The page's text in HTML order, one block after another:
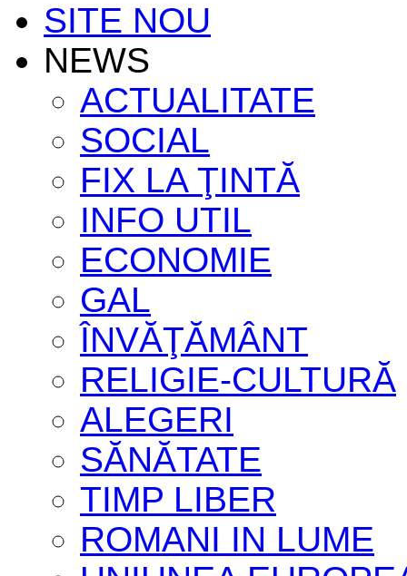
SITE NOU
NEWS
ACTUALITATE
SOCIAL
FIX LA ŢINTĂ
INFO UTIL
ECONOMIE
GAL
ÎNVĂŢĂMÂNT
RELIGIE-CULTURĂ
ALEGERI
SĂNĂTATE
TIMP LIBER
ROMANI IN LUME